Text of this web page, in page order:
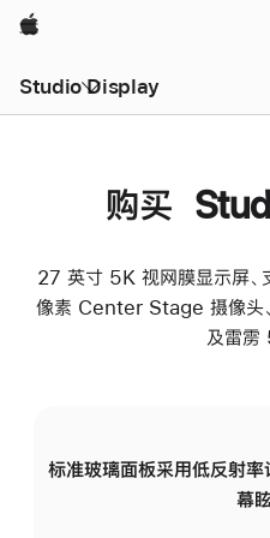
Apple
Studio Display
购买
27 英寸 5K 视网膜显示屏
像素 Center Stage 摄像头
及雷雳
标准玻璃面板采用低反射率
幕